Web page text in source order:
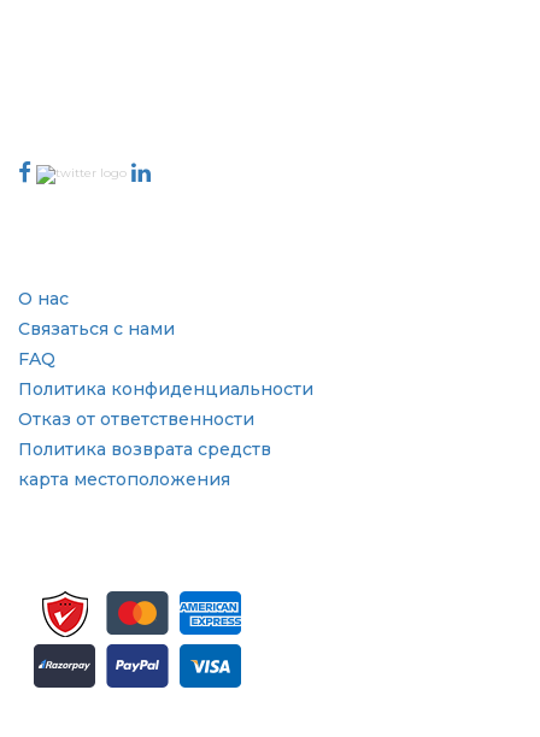
О нас
Связаться с нами
FAQ
Политика конфиденциальности
Отказ от ответственности
Политика возврата средств
карта местоположения